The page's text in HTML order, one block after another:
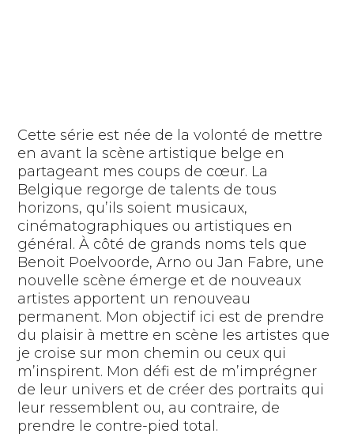
Cette série est née de la volonté de mettre
en avant la scène artistique belge en
partageant mes coups de cœur. La
Belgique regorge de talents de tous
horizons, qu’ils soient musicaux,
cinématographiques ou artistiques en
général. À côté de grands noms tels que
Benoit Poelvoorde, Arno ou Jan Fabre, une
nouvelle scène émerge et de nouveaux
artistes apportent un renouveau
permanent. Mon objectif ici est de prendre
du plaisir à mettre en scène les artistes que
je croise sur mon chemin ou ceux qui
m’inspirent. Mon défi est de m’imprégner
de leur univers et de créer des portraits qui
leur ressemblent ou, au contraire, de
prendre le contre-pied total.